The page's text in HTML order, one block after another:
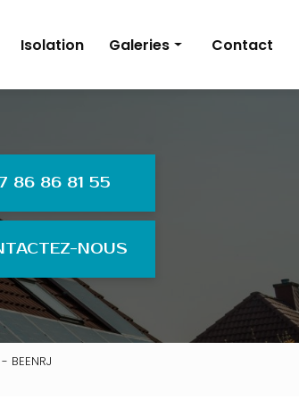
Isolation Galeries Contact
86 86 81 55
NOUS